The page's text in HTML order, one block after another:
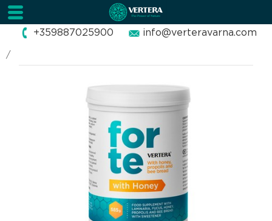
+359887025900 info@verteravarna.com
/